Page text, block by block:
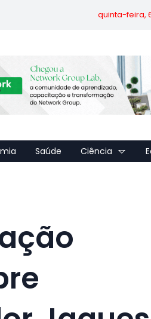
quinta-feira,
Saúde Ciência